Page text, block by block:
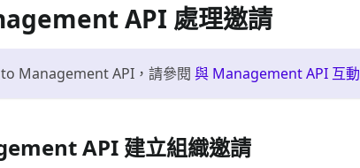
API 處理邀請
Management API，請參閱 與 Management API 互動
API 建立組織邀請